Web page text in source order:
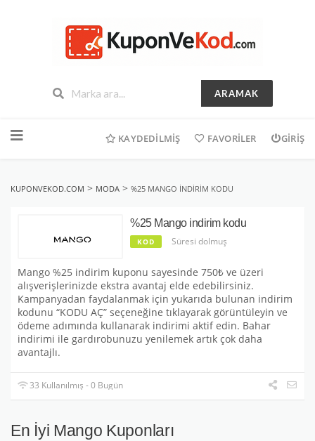
ARAMAK
geç
KAYDEDILMIŞ FAVORILER GIRIŞ
KUPONVEKOD.COM > MODA > %25 MANGO INDIRIM KODU
%25 Mango indirim kodu
KOD Süresi dolmuş
Mango %25 indirim kuponu sayesinde 750₺ ve üzeri
alışverişlerinizde ekstra avantaj elde edebilirsiniz.
Kampanyadan faydalanmak için yukarıda bulunan indirim
kodunu “KODU AÇ” seçeneğine tıklayarak görüntüleyin ve
ödeme adımında kullanarak indirimi aktif edin. Bahar
indirimi ile gardırobunuzu yenilemek artık çok daha
avantajlı.
33 Kullanılmış - 0 Bugün
En İyi Mango Kuponları